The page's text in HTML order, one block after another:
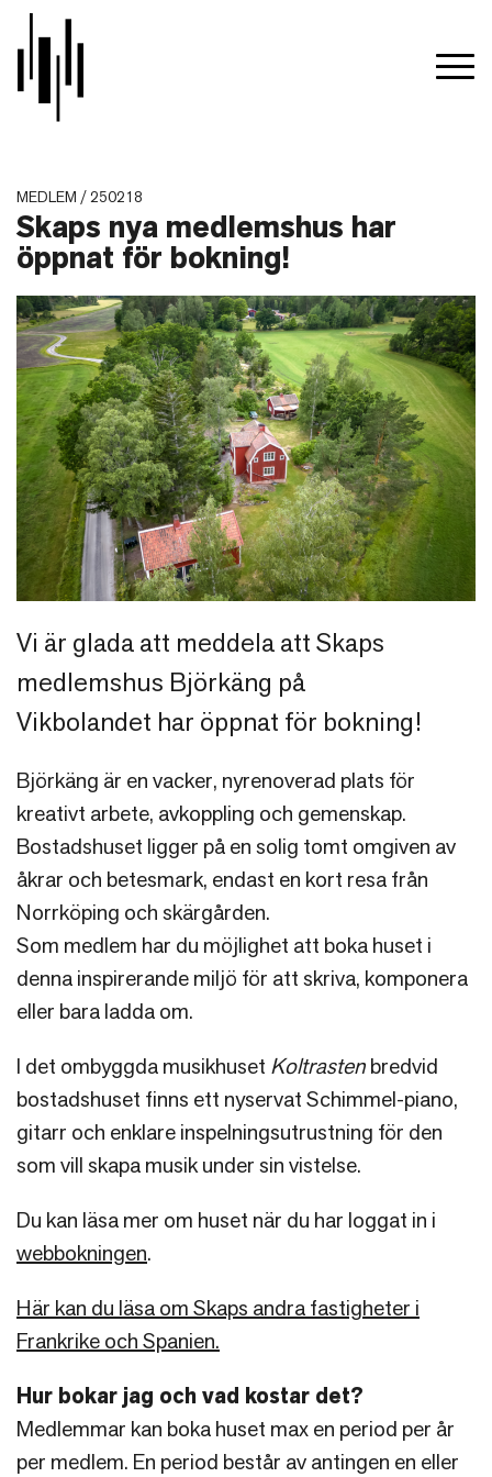
MEDLEM / 250218
Skaps nya medlemshus har
öppnat för bokning!
Vi är glada att meddela att Skaps
medlemshus Björkäng på
Vikbolandet har öppnat för bokning!
Björkäng är en vacker, nyrenoverad plats för
kreativt arbete, avkoppling och gemenskap.
Bostadshuset ligger på en solig tomt omgiven av
åkrar och betesmark, endast en kort resa från
Norrköping och skärgården.
Som medlem har du möjlighet att boka huset i
denna inspirerande miljö för att skriva, komponera
eller bara ladda om.
I det ombyggda musikhuset Koltrastenbredvid
bostadshuset finns ett nyservat Schimmel-piano,
gitarr och enklare inspelningsutrustning för den
som vill skapa musik under sin vistelse.
Du kan läsa mer om huset när du har loggat in i
webbokningen.
Här kan du läsa om Skaps andra fastigheter i
Frankrike och Spanien.
Hur bokar jag och vad kostar det?
Medlemmar kan boka huset max en period per år
per medlem. En period består av antingen en eller